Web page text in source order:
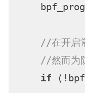
//在开启
//然而为
if